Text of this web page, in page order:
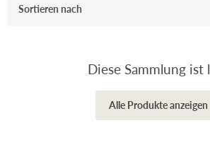
Sortieren nach
Diese Sammlung ist
Alle Produkte anzeigen